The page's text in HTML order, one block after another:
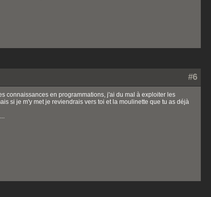
#6
connaissances en programmations, j'ai du mal à exploiter les
si je m'y met je reviendrais vers toi et la moulinette que tu as déjà